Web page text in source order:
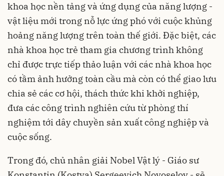
khoa học nền tảng và ứng dụng của năng lượng -
vật liệu mới trong nỗ lực ứng phó với cuộc khủng
hoảng năng lượng trên toàn thế giới. Đặc biệt, các
nhà khoa học trẻ tham gia chương trình không
chỉ được trực tiếp thảo luận với các nhà khoa học
có tầm ảnh hưởng toàn cầu mà còn có thể giao lưu
chia sẻ các cơ hội, thách thức khi khởi nghiệp,
đưa các công trình nghiên cứu từ phòng thí
nghiệm tới dây chuyền sản xuất công nghiệp và
cuộc sống.
Trong đó, chủ nhân giải Nobel Vật lý - Giáo sư